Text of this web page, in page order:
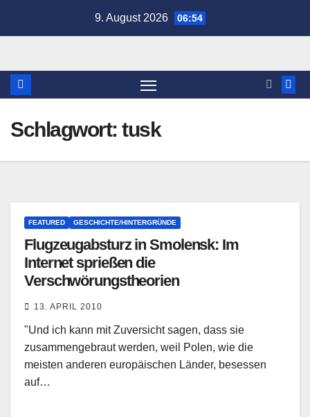
9. August 2026 06:54
Schlagwort: tusk
FEATURED GESCHICHTE/HINTERGRÜNDE
Flugzeugabsturz in Smolensk: Im
Internet sprießen die
Verschwörungstheorien
13. APRIL 2010
"Und ich kann mit Zuversicht sagen, dass sie
zusammengebraut werden, weil Polen, wie die
meisten anderen europäischen Länder, besessen
auf…